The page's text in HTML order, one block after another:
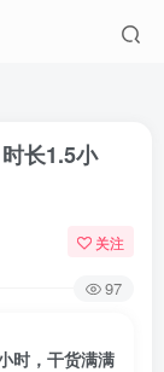
长1.5小
关注
97
时，干货满满